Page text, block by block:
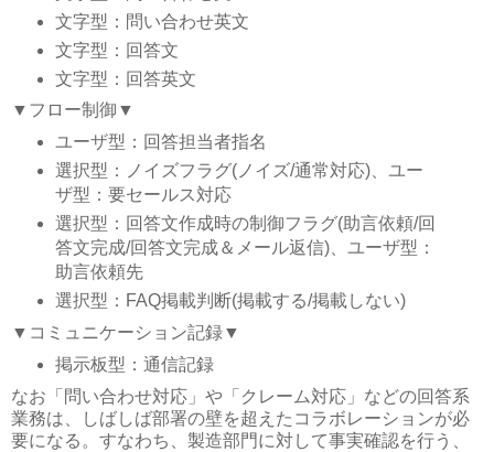
文字型：問い合わせ英文
文字型：回答文
文字型：回答英文
▼フロー制御▼
ユーザ型：回答担当者指名
選択型：ノイズフラグ(ノイズ/通常対応)、ユー
ザ型：要セールス対応
選択型：回答文作成時の制御フラグ(助言依頼/回
答文完成/回答文完成＆メール返信)、ユーザ型：
助言依頼先
選択型：FAQ掲載判断(掲載する/掲載しない)
▼コミュニケーション記録▼
掲示板型：通信記録
なお「問い合わせ対応」や「クレーム対応」などの回答系
業務は、しばしば部署の壁を超えたコラボレーションが必
要になる。すなわち、製造部門に対して事実確認を行う、